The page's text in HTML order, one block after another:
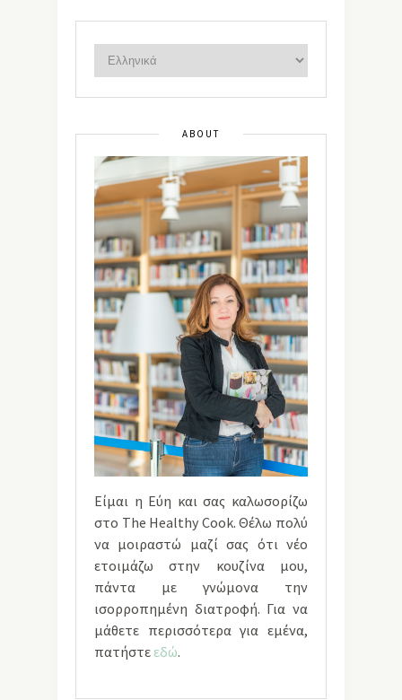
ABOUT
Είμαι η Εύη και σας καλωσορίζω
στο The Healthy Cook. Θέλω πολύ
να μοιραστώ μαζί σας ότι νέο
ετοιμάζω στην κουζίνα μου,
πάντα με γνώμονα την
ισορροπημένη διατροφή. Για να
μάθετε περισσότερα για εμένα,
πατήστε εδώ.